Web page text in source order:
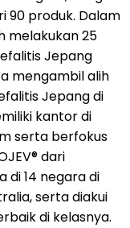
90 produk. Dalam
melakukan 25
Jepang
mengambil alih
Jepang di
kantor di
serta berfokus
dari
di 14 negara di
serta diakui
di kelasnya.